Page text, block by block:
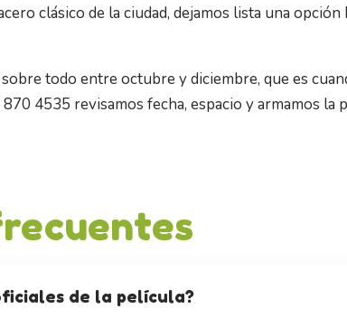
clásico de la ciudad, dejamos lista una
todo entre octubre y diciembre, que es
4535 revisamos fecha, espacio y armamos la
de la película?